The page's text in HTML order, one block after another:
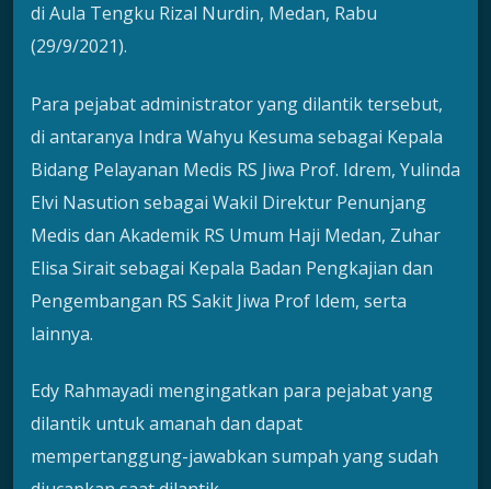
di Aula Tengku Rizal Nurdin, Medan, Rabu
(29/9/2021).
Para pejabat administrator yang dilantik tersebut,
di antaranya Indra Wahyu Kesuma sebagai Kepala
Bidang Pelayanan Medis RS Jiwa Prof. Idrem, Yulinda
Elvi Nasution sebagai Wakil Direktur Penunjang
Medis dan Akademik RS Umum Haji Medan, Zuhar
Elisa Sirait sebagai Kepala Badan Pengkajian dan
Pengembangan RS Sakit Jiwa Prof Idem, serta
lainnya.
Edy Rahmayadi mengingatkan para pejabat yang
dilantik untuk amanah dan dapat
mempertanggung-jawabkan sumpah yang sudah